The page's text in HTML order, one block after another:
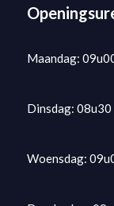
Maandag:
Dinsdag:
Woensdag: